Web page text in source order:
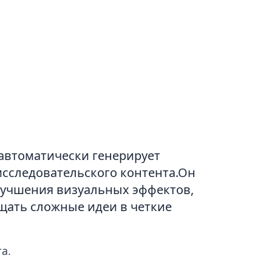
генерирует
контента.Он
визуальных эффектов,
сложные идеи в четкие